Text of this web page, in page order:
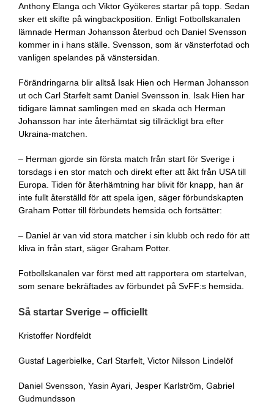
Anthony Elanga och Viktor Gyökeres startar på topp. Sedan
sker ett skifte på wingbackposition. Enligt Fotbollskanalen
lämnade Herman Johansson återbud och Daniel Svensson
kommer in i hans ställe. Svensson, som är vänsterfotad och
vanligen spelandes på vänstersidan.
Förändringarna blir alltså Isak Hien och Herman Johansson
ut och Carl Starfelt samt Daniel Svensson in. Isak Hien har
tidigare lämnat samlingen med en skada och Herman
Johansson har inte återhämtat sig tillräckligt bra efter
Ukraina-matchen.
– Herman gjorde sin första match från start för Sverige i
torsdags i en stor match och direkt efter att åkt från USA till
Europa. Tiden för återhämtning har blivit för knapp, han är
inte fullt återställd för att spela igen, säger förbundskapten
Graham Potter till förbundets hemsida och fortsätter:
– Daniel är van vid stora matcher i sin klubb och redo för att
kliva in från start, säger Graham Potter.
Fotbollskanalen var först med att rapportera om startelvan,
som senare bekräftades av förbundet på SvFF:s hemsida.
Så startar Sverige – officiellt
Kristoffer Nordfeldt
Gustaf Lagerbielke, Carl Starfelt, Victor Nilsson Lindelöf
Daniel Svensson, Yasin Ayari, Jesper Karlström, Gabriel
Gudmundsson